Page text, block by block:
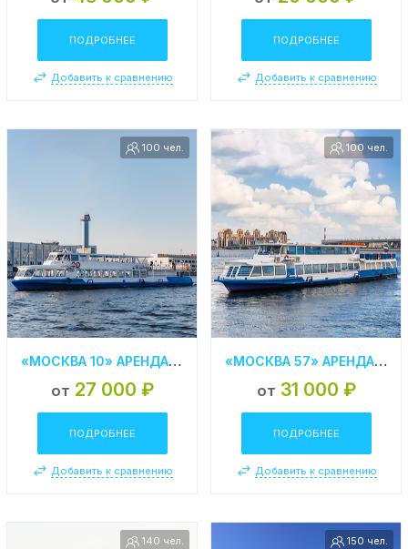
ПОДРОБНЕЕ
Добавить к сравнению
ПОДРОБНЕЕ
Добавить к сравнению
100 чел.
«МОСКВА 10» АРЕНДА ТЕПЛОХОДА В СПБ
от 27 000 ₽
ПОДРОБНЕЕ
Добавить к сравнению
100 чел.
«МОСКВА 57» АРЕНДА ТЕПЛОХОДА В СПБ
от 31 000 ₽
ПОДРОБНЕЕ
Добавить к сравнению
140 чел. 150 чел.